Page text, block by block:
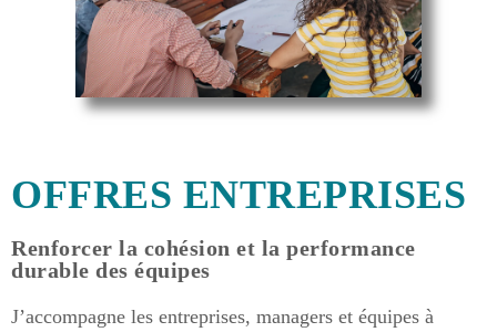
OFFRES ENTREPRISES
Renforcer la cohésion et la performance
durable des équipes
J’accompagne les entreprises, managers et équipes à